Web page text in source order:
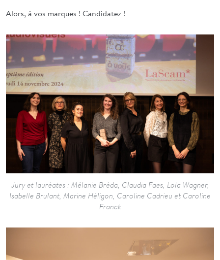
Alors, à vos marques ! Candidatez !
Jury et lauréates : Mélanie Bréda, Claudia Faes, Lola Wagner,
Isabelle Brulant, Marine Héligon, Caroline Cadrieu et Caroline
Franck